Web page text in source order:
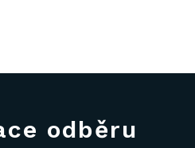
odběru